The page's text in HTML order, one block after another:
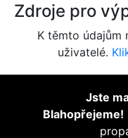
Zdroje pro
K těmto údajům
uživatelé.
Jste
Blahopřejeme!